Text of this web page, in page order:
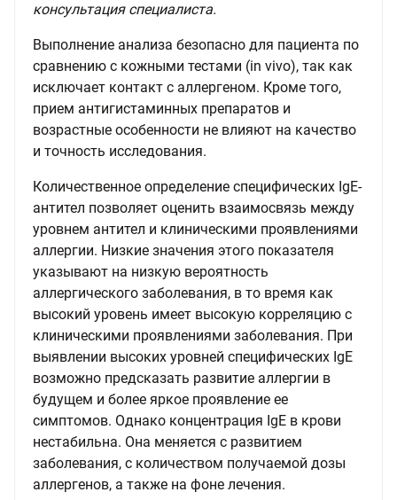
консультация специалиста.
Выполнение анализа безопасно для пациента по
сравнению с кожными тестами (in vivo), так как
исключает контакт с аллергеном. Кроме того,
прием антигистаминных препаратов и
возрастные особенности не влияют на качество
и точность исследования.
Количественное определение специфических IgE-
антител позволяет оценить взаимосвязь между
уровнем антител и клиническими проявлениями
аллергии. Низкие значения этого показателя
указывают на низкую вероятность
аллергического заболевания, в то время как
высокий уровень имеет высокую корреляцию с
клиническими проявлениями заболевания. При
выявлении высоких уровней специфических IgE
возможно предсказать развитие аллергии в
будущем и более яркое проявление ее
симптомов. Однако концентрация IgE в крови
нестабильна. Она меняется с развитием
заболевания, с количеством получаемой дозы
аллергенов, а также на фоне лечения.